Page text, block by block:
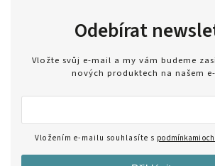
Odebírat
Vložte svůj e-mail a my vám budeme
nových produktech na našem
Vložením e-mailu souhlasíte s podmínkami